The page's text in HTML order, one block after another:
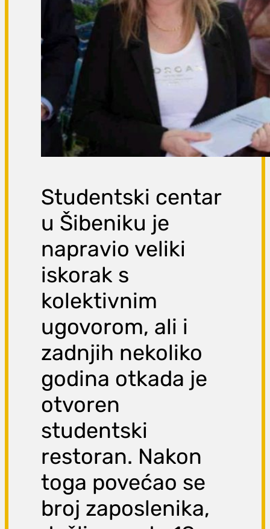
Studentski centar
u Šibeniku je
napravio veliki
iskorak s
kolektivnim
ugovorom, ali i
zadnjih nekoliko
godina otkada je
otvoren
studentski
restoran. Nakon
toga povećao se
broj zaposlenika,